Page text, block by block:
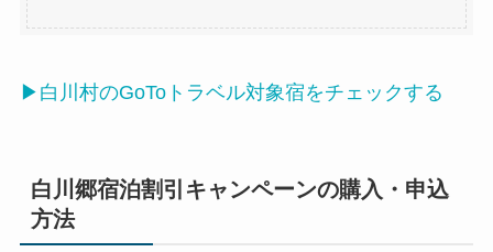
▶白川村のGoToトラベル対象宿をチェックする
白川郷宿泊割引キャンペーンの購入・申込
方法